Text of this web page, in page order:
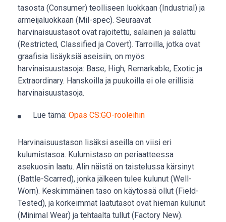
tasosta (Consumer) teolliseen luokkaan (Industrial) ja
armeijaluokkaan (Mil-spec). Seuraavat
harvinaisuustasot ovat rajoitettu, salainen ja salattu
(Restricted, Classified ja Covert). Tarroilla, jotka ovat
graafisia lisäyksiä aseisiin, on myös
harvinaisuustasoja: Base, High, Remarkable, Exotic ja
Extraordinary. Hanskoilla ja puukoilla ei ole erillisiä
harvinaisuustasoja.
Lue tämä: Opas CS:GO-rooleihin
Harvinaisuustason lisäksi aseilla on viisi eri
kulumistasoa. Kulumistaso on periaatteessa
asekuosin laatu. Alin näistä on taistelussa kärsinyt
(Battle-Scarred), jonka jälkeen tulee kulunut (Well-
Worn). Keskimmäinen taso on käytössä ollut (Field-
Tested), ja korkeimmat laatutasot ovat hieman kulunut
(Minimal Wear) ja tehtaalta tullut (Factory New).